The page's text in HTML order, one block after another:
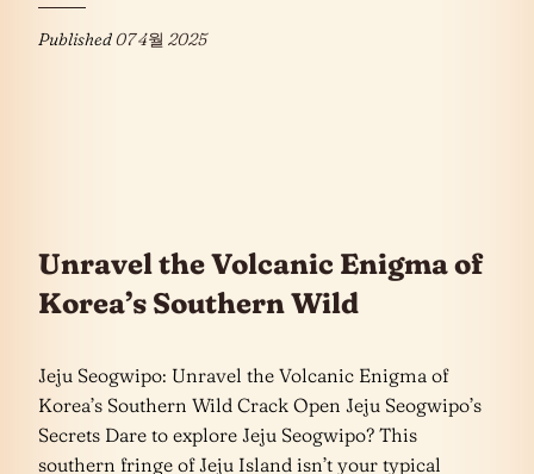
Published07 4월 2025
Unravel the Volcanic Enigma of
Korea’s Southern Wild
Jeju Seogwipo: Unravel the Volcanic Enigma of
Korea’s Southern Wild Crack Open Jeju Seogwipo’s
Secrets Dare to explore Jeju Seogwipo? This
southern fringe of Jeju Island isn’t your typical